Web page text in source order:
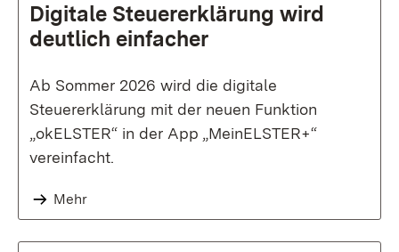
Digitale Steuererklärung wird
deutlich einfacher
Ab Sommer 2026 wird die digitale
Steuererklärung mit der neuen Funktion
„okELSTER“ in der App „MeinELSTER+“
vereinfacht.
Mehr